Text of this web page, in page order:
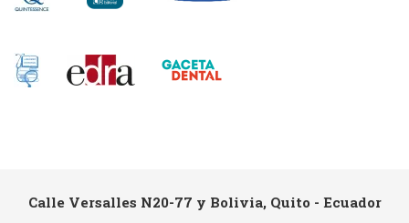
Calle Versalles N20-77 y Bolivia, Quito - Ecuador